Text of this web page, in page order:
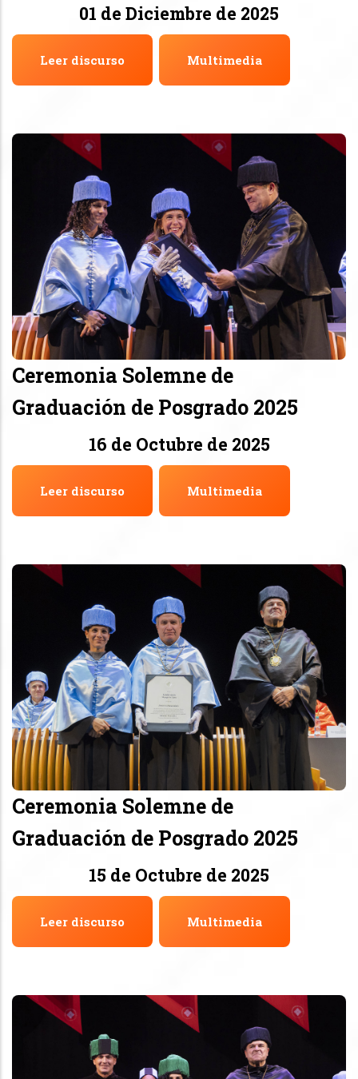
01 de Diciembre de 2025
Leer discurso Multimedia
Ceremonia Solemne de
Graduación de Posgrado 2025
16 de Octubre de 2025
Leer discurso Multimedia
Ceremonia Solemne de
Graduación de Posgrado 2025
15 de Octubre de 2025
Leer discurso Multimedia